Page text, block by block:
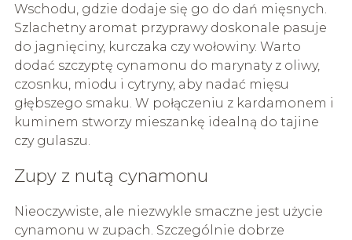
Wschodu, gdzie dodaje się go do dań mięsnych.
Szlachetny aromat przyprawy doskonale pasuje
do jagnięciny, kurczaka czy wołowiny. Warto
dodać szczyptę cynamonu do marynaty z oliwy,
czosnku, miodu i cytryny, aby nadać mięsu
głębszego smaku. W połączeniu z kardamonem i
kuminem stworzy mieszankę idealną do tajine
czy gulaszu.
Zupy z nutą cynamonu
Nieoczywiste, ale niezwykle smaczne jest użycie
cynamonu w zupach. Szczególnie dobrze